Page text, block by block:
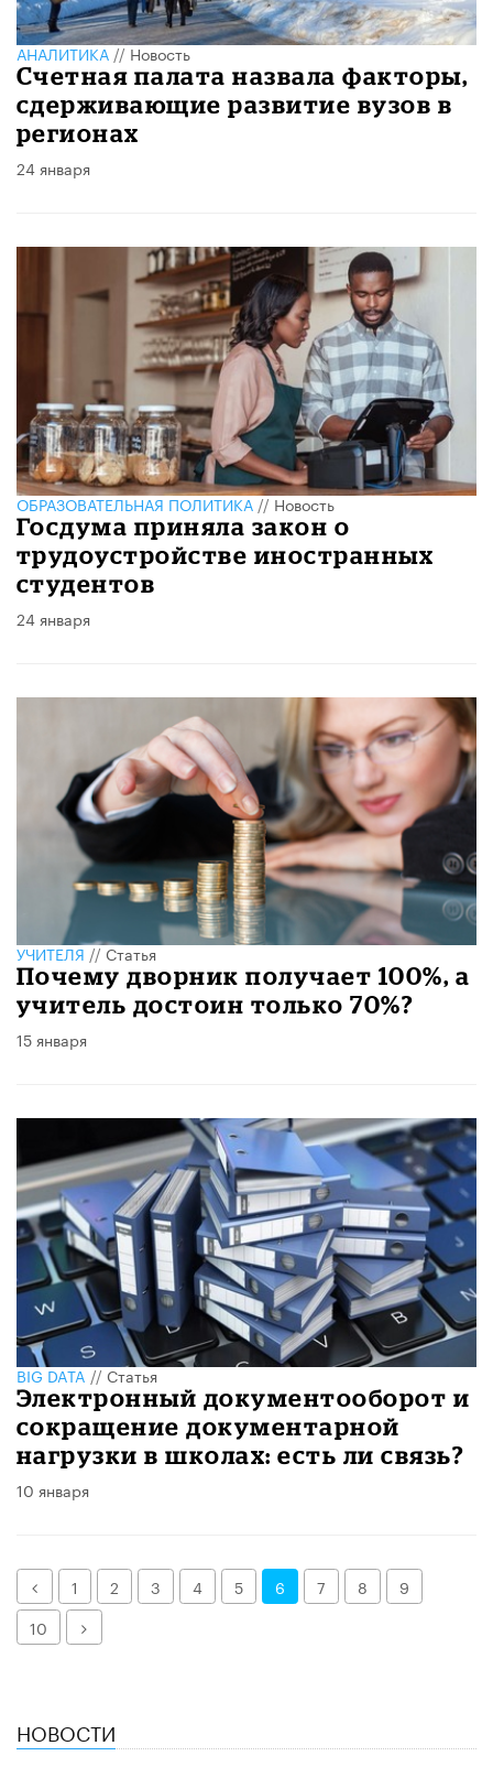
АНАЛИТИКА//Новость
Счетная палата назвала факторы,
сдерживающие развитие вузов в
регионах
24 января
ОБРАЗОВАТЕЛЬНАЯ ПОЛИТИКА//Новость
Госдума приняла закон о
трудоустройстве иностранных
студентов
24 января
УЧИТЕЛЯ//Статья
Почему дворник получает 100%, а
учитель достоин только 70%?
15 января
BIG DATA//Статья
Электронный документооборот и
сокращение документарной
нагрузки в школах: есть ли связь?
10 января
Назад1 2 3 4 5 6 7 8
9
10
Далее
НОВОСТИ